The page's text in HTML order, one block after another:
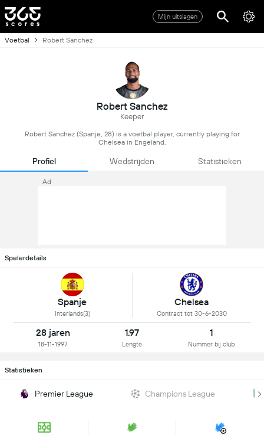
Mijn uitslagen
Voetbal Robert Sanchez
Robert Sanchez
Keeper
Robert Sanchez (Spanje, 28) is a voetbal player, currently playing for
Chelsea in Engeland.
Profiel Wedstrijden Statistieken
Ad
Spelerdetails
Spanje
Interlands(3)
Chelsea
Contract tot 30-6-2030
28 jaren
18-11-1997
1.97
Lengte
1
Nummer bij club
Statistieken
Premier League Champions League